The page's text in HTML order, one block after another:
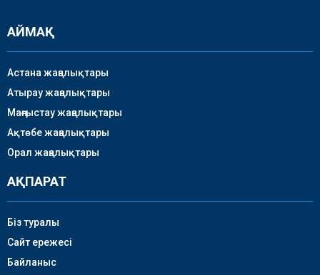
АЙМАҚ
Астана жаңалықтары
Атырау жаңалықтары
Маңғыстау жаңалықтары
Ақтөбе жаңалықтары
Орал жаңалықтары
АҚПАРАТ
Біз туралы
Сайт ережесі
Байланыс